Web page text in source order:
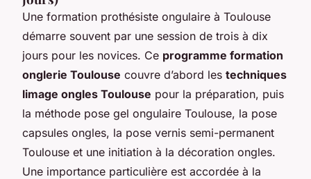
Une formation prothésiste ongulaire à Toulouse
démarre souvent par une session de trois à dix
jours pour les novices. Ce programme formation
onglerie Toulouse couvre d’abord les techniques
limage ongles Toulouse pour la préparation, puis
la méthode pose gel ongulaire Toulouse, la pose
capsules ongles, la pose vernis semi-permanent
Toulouse et une initiation à la décoration ongles.
Une importance particulière est accordée à la